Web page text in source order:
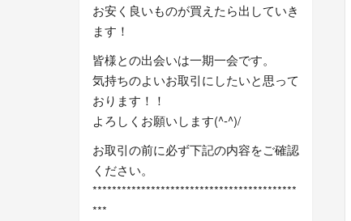
お安く良いものが買えたら出していき
ます！
皆様との出会いは一期一会です。
気持ちのよいお取引にしたいと思って
おります！！
よろしくお願いします(^-^)/
お取引の前に必ず下記の内容をご確認
ください。
******************************************
***